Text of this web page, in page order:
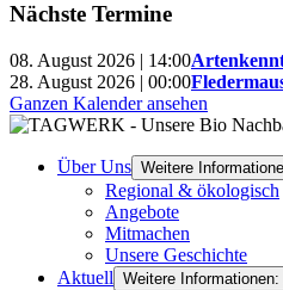
Nächste Termine
08. August 2026 | 14:00
28. August 2026 | 00:00
Ganzen Kalender ansehen
Über Uns Weitere
Regional & ökologisch
Angebote
Mitmachen
Unsere Geschichte
Aktuell Weitere Informationen: